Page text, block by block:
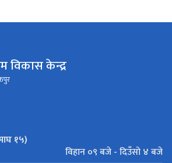
विकास केन्द्र
१५)
विहान ०९ बजे - दिउँसो ४ बजे